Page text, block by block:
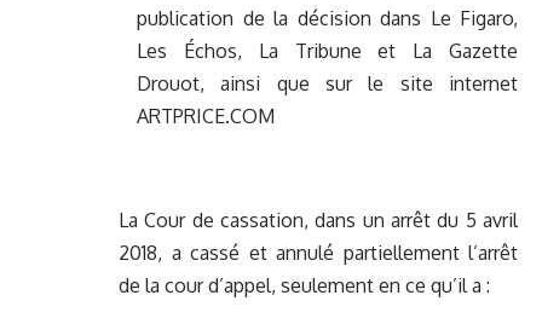
publication de la décision dans Le Figaro,
Les Échos, La Tribune et La Gazette
Drouot, ainsi que sur le site internet
ARTPRICE.COM
La Cour de cassation, dans un arrêt du 5 avril
2018, a cassé et annulé partiellement l’arrêt
de la cour d’appel, seulement en ce qu’il a :